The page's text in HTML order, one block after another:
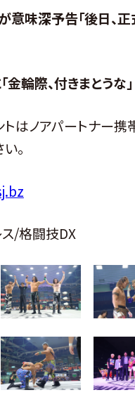
味深予告「後日、
輪際、付きまとうな」
トはノアパートナー携
。
/格闘技DX